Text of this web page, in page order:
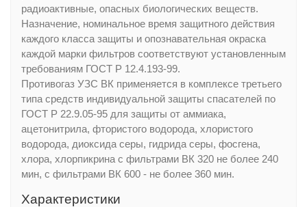
радиоактивные, опасных биологических веществ.
Назначение, номинальное время защитного действия
каждого класса защиты и опознавательная окраска
каждой марки фильтров соответствуют установленным
требованиям ГОСТ Р 12.4.193-99.
Противогаз УЗС ВК применяется в комплексе третьего
типа средств индивидуальной защиты спасателей по
ГОСТ Р 22.9.05-95 для защиты от аммиака,
ацетонитрила, фтористого водорода, хлористого
водорода, диоксида серы, гидрида серы, фосгена,
хлора, хлорпикрина с фильтрами ВК 320 не более 240
мин, с фильтрами ВК 600 - не более 360 мин.
Характеристики